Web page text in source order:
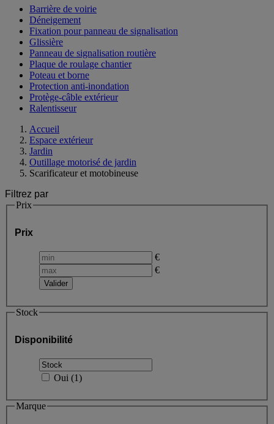
Barrière de voirie
Déneigement
Fixation pour panneau de signalisation
Glissière
Panneau de signalisation routière
Plaque de roulage chantier
Poteau et borne
Protection anti-inondation
Protège-câble extérieur
Ralentisseur
Accueil
Espace extérieur
Jardin
Outillage motorisé de jardin
Scarificateur et motobineuse
Filtrez par
Prix
Prix
€
€
Stock
Disponibilité
Oui (1)
Marque